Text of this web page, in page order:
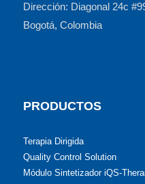
Dirección: Diagonal 24c
Bogotá, Colombia
PRODUCTOS
Terapia Dirigida
Quality Control Solution
Módulo Sintetizador iQS-